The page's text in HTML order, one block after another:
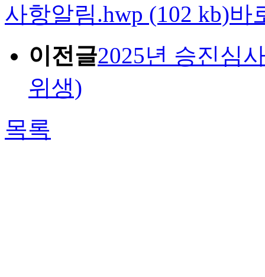
사항알림.hwp (102 kb)바
이전글2025년 승진심
위생)
목록